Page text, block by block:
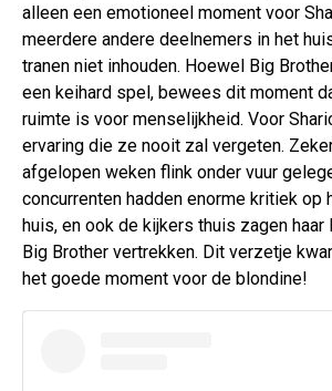
alleen een emotioneel moment voor
meerdere andere deelnemers in het
tranen niet inhouden. Hoewel Big
een keihard spel, bewees dit moment
ruimte is voor menselijkheid. Voor
ervaring die ze nooit zal vergeten.
afgelopen weken flink onder vuur
concurrenten hadden enorme kritiek op
huis, en ook de kijkers thuis zagen
Big Brother vertrekken. Dit verzetje
het goede moment voor de blondine!